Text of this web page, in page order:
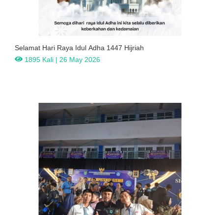
Selamat Hari Raya Idul Adha 1447 Hijriah
1895 Kali | 26 May 2026